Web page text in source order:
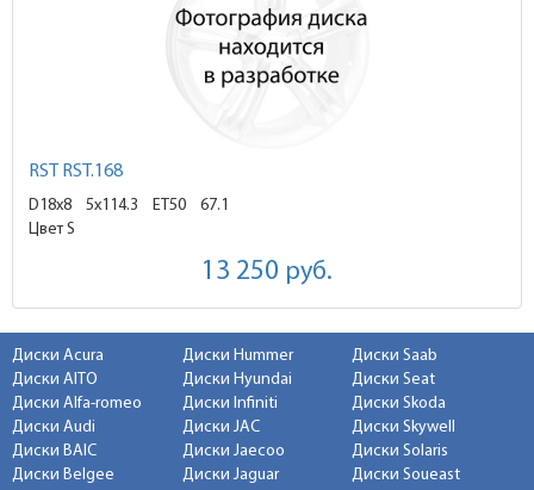
RST RST.168
D18x8 5x114.3 ET50
67.1
Цвет S
13 250 руб.
Диски Acura
Диски AITO
Диски Alfa-romeo
Диски Audi
Диски BAIC
Диски Belgee
Диски Hummer
Диски Hyundai
Диски Infiniti
Диски JAC
Диски Jaecoo
Диски Jaguar
Диски Saab
Диски Seat
Диски Skoda
Диски Skywell
Диски Solaris
Диски Soueast